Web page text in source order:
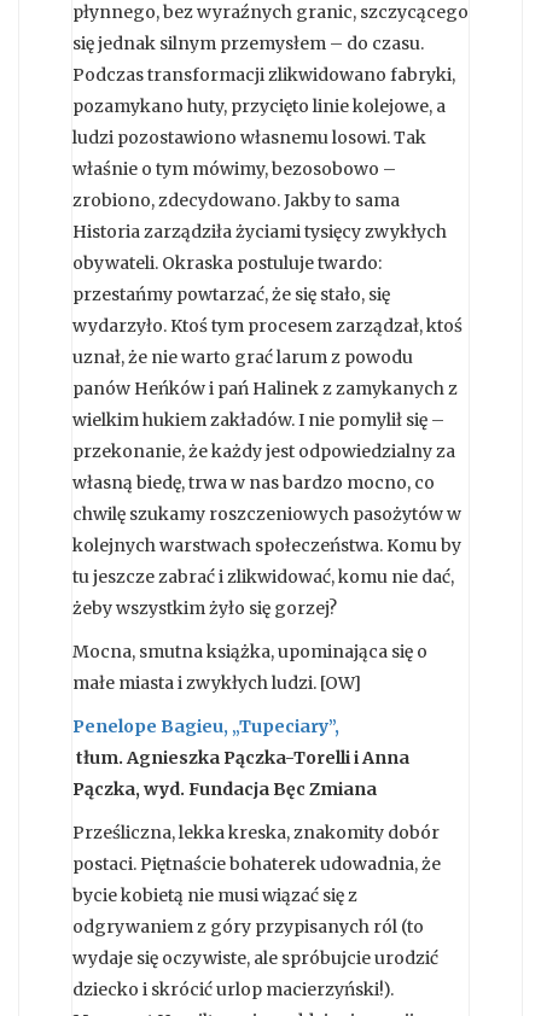
płynnego, bez wyraźnych granic, szczycącego
się jednak silnym przemysłem – do czasu.
Podczas transformacji zlikwidowano fabryki,
pozamykano huty, przycięto linie kolejowe, a
ludzi pozostawiono własnemu losowi. Tak
właśnie o tym mówimy, bezosobowo –
zrobiono, zdecydowano. Jakby to sama
Historia zarządziła życiami tysięcy zwykłych
obywateli. Okraska postuluje twardo:
przestańmy powtarzać, że się stało, się
wydarzyło. Ktoś tym procesem zarządzał, ktoś
uznał, że nie warto grać larum z powodu
panów Heńków i pań Halinek z zamykanych z
wielkim hukiem zakładów. I nie pomylił się –
przekonanie, że każdy jest odpowiedzialny za
własną biedę, trwa w nas bardzo mocno, co
chwilę szukamy roszczeniowych pasożytów w
kolejnych warstwach społeczeństwa. Komu by
tu jeszcze zabrać i zlikwidować, komu nie dać,
żeby wszystkim żyło się gorzej?
Mocna, smutna książka, upominająca się o
małe miasta i zwykłych ludzi. [OW]
Penelope Bagieu, „Tupeciary”,
tłum.Agnieszka Pączka-Torelli i Anna
Pączka, wyd. Fundacja Bęc Zmiana
Prześliczna, lekka kreska, znakomity dobór
postaci. Piętnaście bohaterek udowadnia, że
bycie kobietą nie musi wiązać się z
odgrywaniem z góry przypisanych ról (to
wydaje się oczywiste, ale spróbujcie urodzić
dziecko i skrócić urlop macierzyński!).